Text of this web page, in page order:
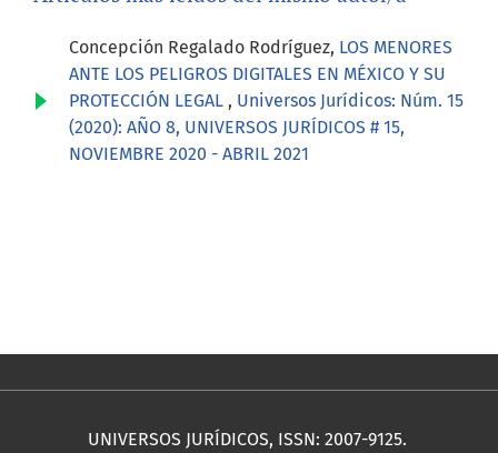
Concepción Regalado Rodríguez, LOS MENORES
ANTE LOS PELIGROS DIGITALES EN MÉXICO Y SU
PROTECCIÓN LEGAL , Universos Jurídicos: Núm. 15
(2020): AÑO 8, UNIVERSOS JURÍDICOS # 15,
NOVIEMBRE 2020 - ABRIL 2021
UNIVERSOS JURÍDICOS, ISSN: 2007-9125.